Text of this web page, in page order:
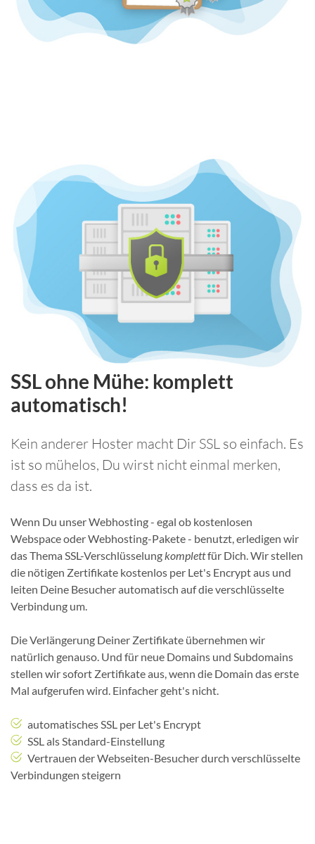
SSL ohne Mühe: komplett
automatisch!
Kein anderer Hoster macht Dir SSL so einfach. Es
ist so mühelos, Du wirst nicht einmal merken,
dass es da ist.
Wenn Du unser Webhosting - egal ob kostenlosen
Webspace oder Webhosting-Pakete - benutzt, erledigen wir
das Thema SSL-Verschlüsselungkomplettfür Dich. Wir stellen
die nötigen Zertifikate kostenlos per Let's Encrypt aus und
leiten Deine Besucher automatisch auf die verschlüsselte
Verbindung um.
Die Verlängerung Deiner Zertifikate übernehmen wir
natürlich genauso. Und für neue Domains und Subdomains
stellen wir sofort Zertifikate aus, wenn die Domain das erste
Mal aufgerufen wird. Einfacher geht's nicht.
automatisches SSL per Let's Encrypt
SSL als Standard-Einstellung
Vertrauen der Webseiten-Besucher durch verschlüsselte
Verbindungen steigern